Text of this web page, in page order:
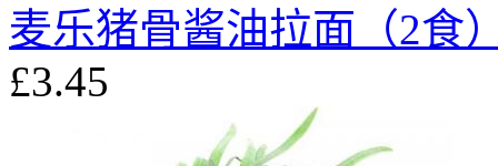
麦乐猪骨酱油拉面（2食
£3.45